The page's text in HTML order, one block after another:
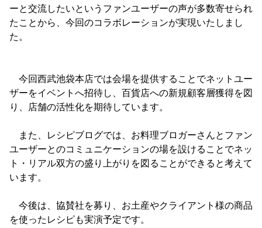
ーと交流したいというファンユーザーの声が多数寄せられ
たことから、今回のコラボレーションが実現いたしまし
た。
今回西武池袋本店では会場を提供することでネットユー
ザーをイベントへ招待し、百貨店への新規顧客層獲得を図
り、店舗の活性化を期待しています。
また、レシピブログでは、お料理ブロガーさんとファン
ユーザーとのコミュニケーションの場を設けることでネッ
ト・リアル双方の盛り上がりを図ることができると考えて
います。
今後は、協賛社を募り、お土産やクライアント様の商品
を使ったレシピも実演予定です。